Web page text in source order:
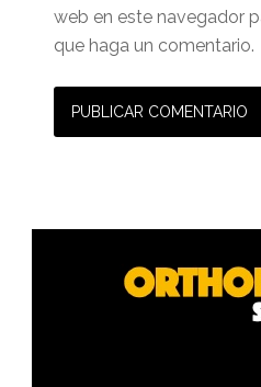
web en este navegador
que haga un comentario.
Barra
primaria